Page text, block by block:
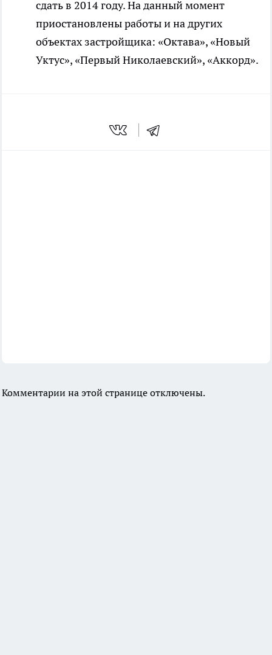
сдать в 2014 году. На данный момент
приостановлены работы и на других
объектах застройщика: «Октава», «Новый
Уктус», «Первый Николаевский», «Аккорд».
Комментарии на этой странице отключены.